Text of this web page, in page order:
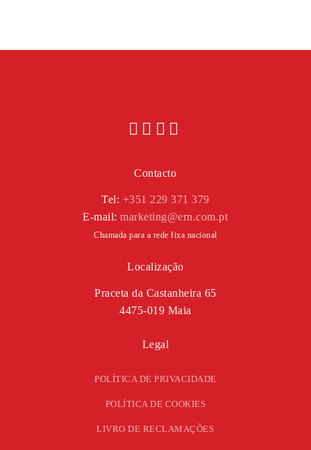
Contacto
Tel: +351 229 371 379
E-mail:marketing@ern.com.pt
Chamada para a rede fixa nacional
Localização
Praceta da Castanheira 65
4475-019 Maia
Legal
POLÍTICA DE PRIVACIDADE
POLÍTICA DE COOKIES
LIVRO DE RECLAMAÇÕES